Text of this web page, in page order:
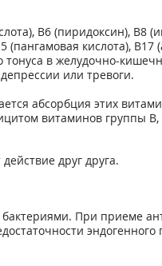
В6 (пиридоксин), В8
кислота), В17
в желудочно-
или тревоги.
абсорбция этих
витаминов группы В,
друг друга.
При приеме